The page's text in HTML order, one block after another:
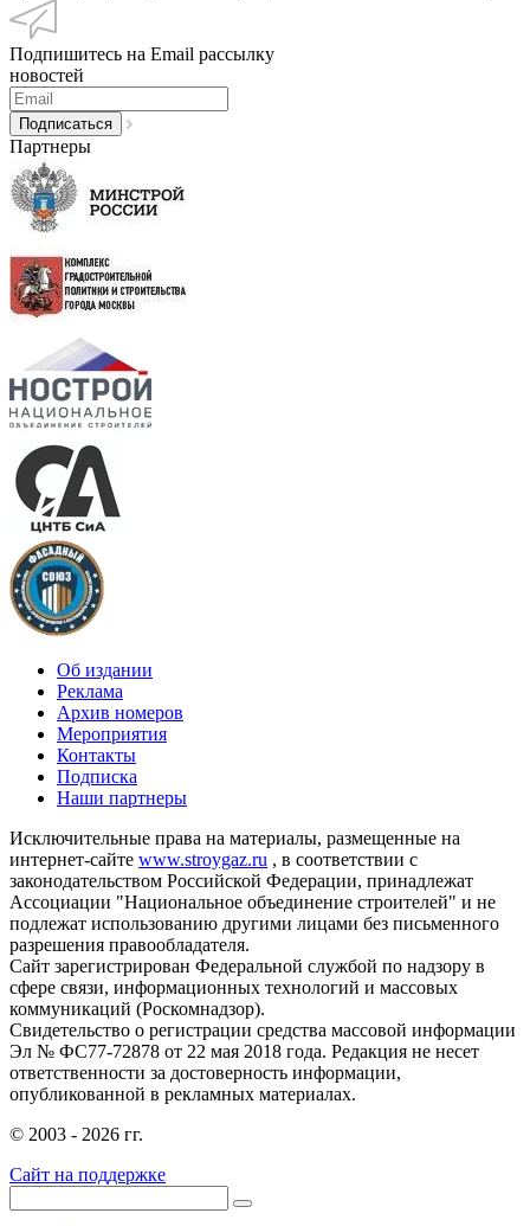
Подпишитесь на Email рассылку
новостей
Партнеры
Об издании
Реклама
Архив номеров
Мероприятия
Контакты
Подписка
Наши партнеры
Исключительные права на материалы, размещенные на
интернет-сайте www.stroygaz.ru , в соответствии с
законодательством Российской Федерации, принадлежат
Ассоциации "Национальное объединение строителей" и не
подлежат использованию другими лицами без письменного
разрешения правообладателя.
Сайт зарегистрирован Федеральной службой по надзору в
сфере связи, информационных технологий и массовых
коммуникаций (Роскомнадзор).
Свидетельство о регистрации средства массовой информации
Эл № ФС77-72878 от 22 мая 2018 года. Редакция не несет
ответственности за достоверность информации,
опубликованной в рекламных материалах.
© 2003 - 2026 гг.
Сайт на поддержке